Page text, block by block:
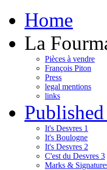
Home
La
Pièces à vendre
François Piton
Press
legal mentions
links
It's Desvres 1
It's Boulogne
It's Desvres 2
C'est du Desvres 3
Marks &